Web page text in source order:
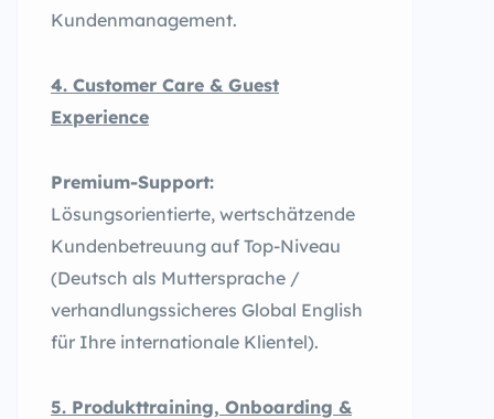
Kundenmanagement.
4. Customer Care & Guest
Experience
Premium-Support:
Lösungsorientierte, wertschätzende
Kundenbetreuung auf Top-Niveau
(Deutsch als Muttersprache /
verhandlungssicheres Global English
für Ihre internationale Klientel).
5. Produkttraining, Onboarding &